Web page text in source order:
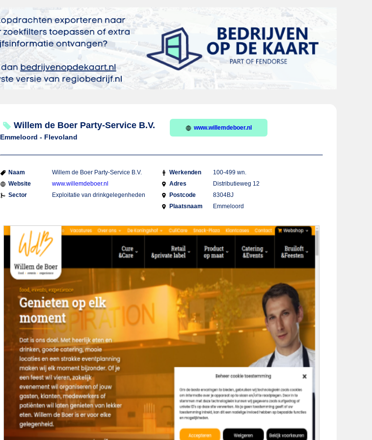
Willem de Boer Party-Service B.V.
Emmeloord - Flevoland
www.willemdeboer.nl
Naam
Willem de Boer Party-Service B.V.
Website
www.willemdeboer.nl
Sector
Exploitatie van drinkgelegenheden
Werkenden
100-499 wn.
Adres
Distributieweg 12
Postcode
8304BJ
Plaatsnaam
Emmeloord